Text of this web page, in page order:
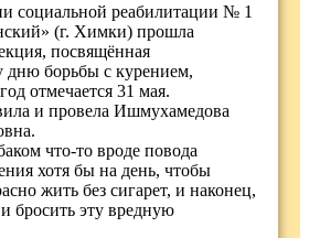
социальной реабилитации № 1
(г. Химки) прошла
посвящённая
борьбы с курением,
отмечается 31 мая.
и провела Ишмухамедова
что-то вроде повода
хотя бы на день, чтобы
жить без сигарет, и наконец,
бросить эту вредную